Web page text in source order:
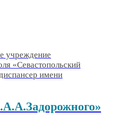
учреждение
«Севастопольский
имени